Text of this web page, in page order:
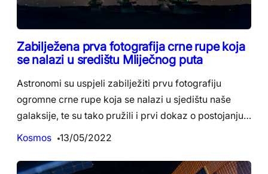
Zabilježena prva fotografija crne rupe koja
se nalazi u središtu Mliječnog puta
Astronomi su uspjeli zabilježiti prvu fotografiju
ogromne crne rupe koja se nalazi u sjedištu naše
galaksije, te su tako pružili i prvi dokaz o postojanju…
Kosmos
13/05/2022